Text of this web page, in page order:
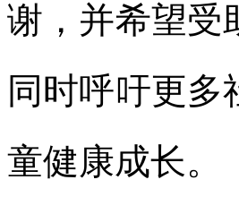
谢，并希望受
同时呼吁更
童健康成长。